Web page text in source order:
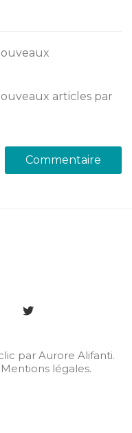
articles par
par Aurore Alifanti.
Mentions légales.